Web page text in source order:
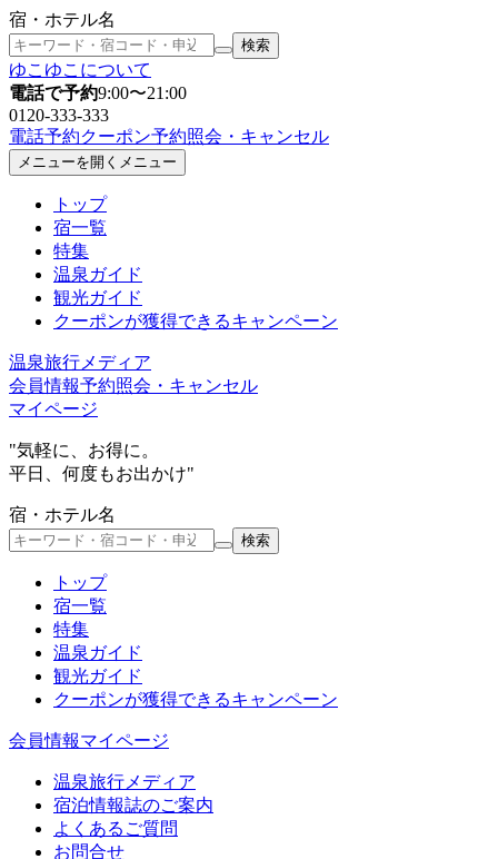
宿・ホテル名
検索
ゆこゆこについて
電話で予約9:00〜21:00
0120-333-333
電話予約クーポン予約照会 ・キャンセル
メニューを開く メニュー
トップ
宿一覧
特集
温泉ガイド
観光ガイド
クーポンが獲得できるキャンペーン
温泉旅行メディア
会員情報予約照会 ・キャンセル
マイページ
"気軽に、お得に。
平日、何度もお出かけ"
宿・ホテル名
検索
トップ
宿一覧
特集
温泉ガイド
観光ガイド
クーポンが獲得できるキャンペーン
会員情報マイページ
温泉旅行メディア
宿泊情報誌のご案内
よくあるご質問
お問合せ